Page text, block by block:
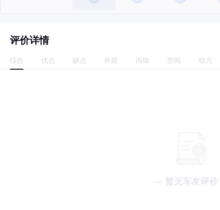
评价详情
综合 优点 缺点 外观 内饰 空间 动力
— 暂无车友评